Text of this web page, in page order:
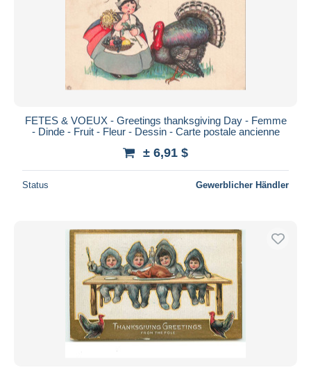
FETES & VOEUX - Greetings thanksgiving Day - Femme
- Dinde - Fruit - Fleur - Dessin - Carte postale ancienne
± 6,91 $
Status Gewerblicher Händler